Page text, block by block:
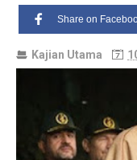
Share on
Kajian Utama